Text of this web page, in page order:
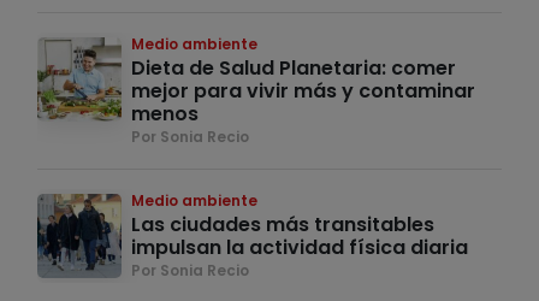
Medio ambiente
Dieta de Salud Planetaria: comer
mejor para vivir más y contaminar
menos
Por Sonia Recio
Medio ambiente
Las ciudades más transitables
impulsan la actividad física diaria
Por Sonia Recio